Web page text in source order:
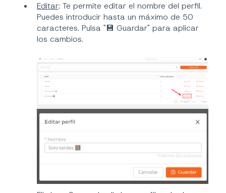
Editar: Te permite editar el nombre del perfil.
Puedes introducir hasta un máximo de 50
caracteres. Pulsa "💾 Guardar" para aplicar
los cambios.